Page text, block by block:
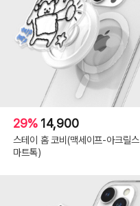
29% 14,900
스테이 홈 코비(맥세이프-아크릴스
마트톡)